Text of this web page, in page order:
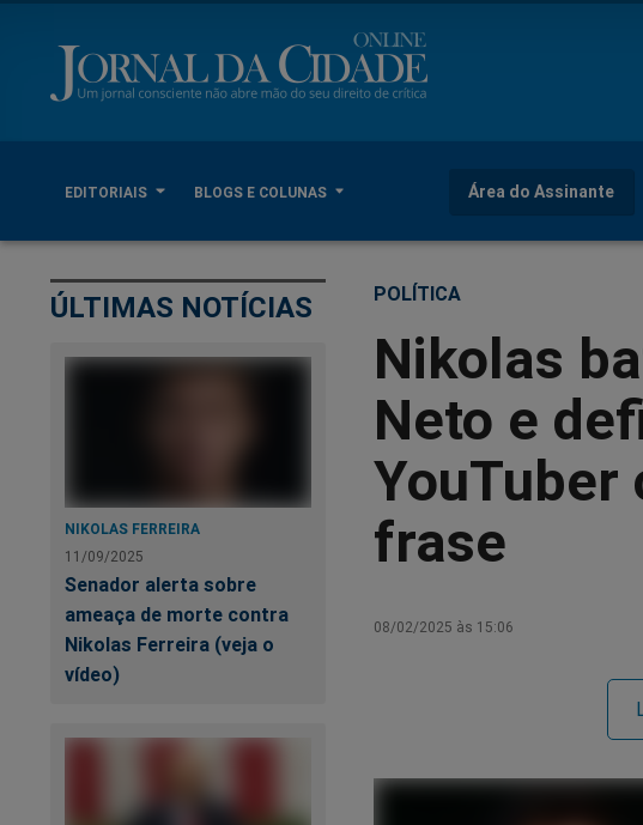
EDITORIAIS BLOGS E COLUNAS Área do Assinante
ÚLTIMAS NOTÍCIAS
NIKOLAS FERREIRA
11/09/2025
Senador alerta sobre
ameaça de morte contra
Nikolas Ferreira (veja o
vídeo)
POLÍTICA
Nikolas
Neto e
YouTuber
frase
08/02/2025 às 15:06